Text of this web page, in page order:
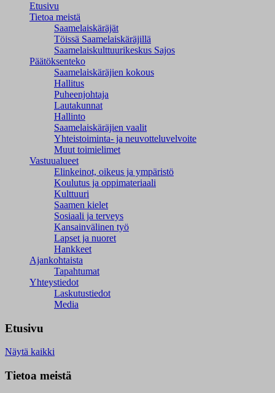
Etusivu
Tietoa meistä
Saamelaiskäräjät
Töissä Saamelaiskäräjillä
Saamelaiskulttuuri­keskus Sajos
Päätöksenteko
Saamelaiskäräjien kokous
Hallitus
Puheenjohtaja
Lautakunnat
Hallinto
Saamelaiskäräjien vaalit
Yhteistoiminta- ja neuvotteluvelvoite
Muut toimielimet
Vastuualueet
Elinkeinot, oikeus ja ympäristö
Koulutus ja oppimateriaali
Kulttuuri
Saamen kielet
Sosiaali ja terveys
Kansainvälinen työ
Lapset ja nuoret
Hankkeet
Ajankohtaista
Tapahtumat
Yhteystiedot
Laskutustiedot
Media
Etusivu
Näytä kaikki
Tietoa meistä